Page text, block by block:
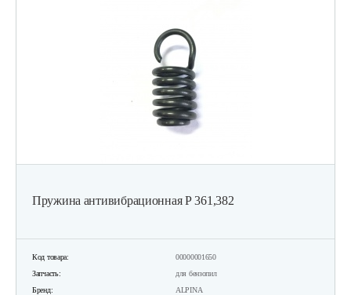
Пружина антивибрационная Р 361,382
Код товара:
00000001650
Запчасть:
для бензопил
Бренд:
ALPINA